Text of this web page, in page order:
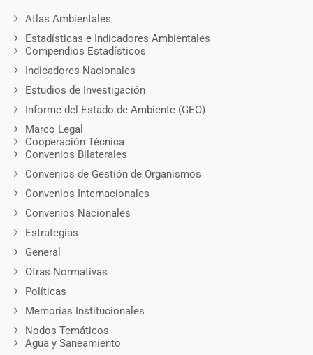
Atlas Ambientales
Estadísticas e Indicadores Ambientales
Compendios Estadísticos
Indicadores Nacionales
Estudios de Investigación
Informe del Estado de Ambiente (GEO)
Marco Legal
Cooperación Técnica
Convenios Bilaterales
Convenios de Gestión de Organismos
Convenios Internacionales
Convenios Nacionales
Estrategias
General
Otras Normativas
Políticas
Memorias Institucionales
Nodos Temáticos
Agua y Saneamiento